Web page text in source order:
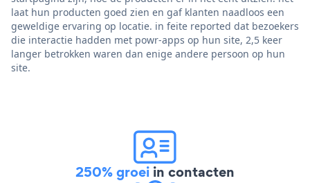
laat hun producten goed zien en gaf klanten naadloos een
geweldige ervaring op locatie. in feite reported dat bezoekers
die interactie hadden met powr-apps op hun site, 2,5 keer
langer betrokken waren dan enige andere persoon op hun
site.
250% groei in contacten